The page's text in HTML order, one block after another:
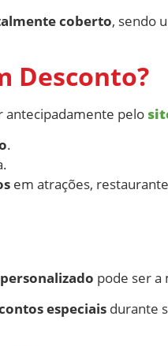
coberto, sendo
Desconto?
antecipadamente pelo
.
em atrações,
pode ser a
especiais durante